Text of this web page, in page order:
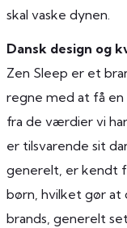
skal vaske dynen.
Dansk design og
Zen Sleep er et
regne med at få
fra de værdier vi
er tilsvarende sit
generelt, er kendt
børn, hvilket gør at
brands, generelt